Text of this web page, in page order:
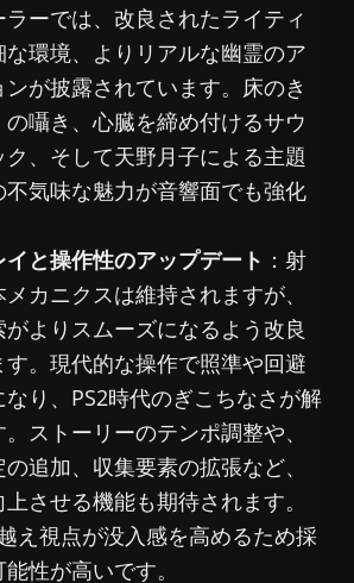
ーでは、改良されたライティ
な環境、よりリアルな幽霊のア
が披露されています。床のき
の囁き、心臓を締め付けるサウ
ク、そして天野月子による主題
気味な魅力が音響面でも強化
と操作性のアップデート ：射
カニクスは維持されますが、
よりスムーズになるよう改良
す。現代的な操作で照準や回避
り、PS2時代のぎこちなさが解
ストーリーのテンポ調整や、
追加、収集要素の拡張など、
させる機能も期待されます。
え視点が没入感を高めるため採
性が高いです。